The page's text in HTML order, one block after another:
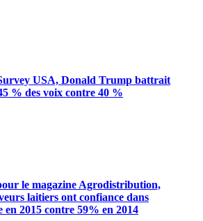
USA, Donald Trump battrait
% des voix contre 40 %
le magazine Agrodistribution,
laitiers ont confiance dans
2015 contre 59% en 2014